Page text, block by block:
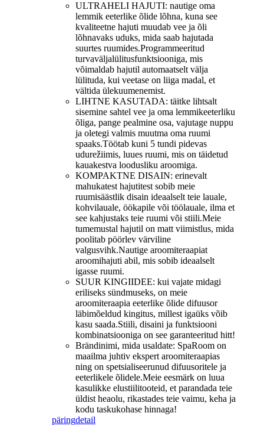
ULTRAHELI HAJUTI: nautige oma
lemmik eeterlike õlide lõhna, kuna see
kvaliteetne hajuti muudab vee ja õli
lõhnavaks uduks, mida saab hajutada
suurtes ruumides.Programmeeritud
turvaväljalülitusfunktsiooniga, mis
võimaldab hajutil automaatselt välja
lülituda, kui veetase on liiga madal, et
vältida ülekuumenemist.
LIHTNE KASUTADA: täitke lihtsalt
sisemine sahtel vee ja oma lemmikeeterliku
õliga, pange pealmine osa, vajutage nuppu
ja oletegi valmis muutma oma ruumi
spaaks.Töötab kuni 5 tundi pidevas
udurežiimis, luues ruumi, mis on täidetud
kauakestva loodusliku aroomiga.
KOMPAKTNE DISAIN: erinevalt
mahukatest hajutitest sobib meie
ruumisäästlik disain ideaalselt teie lauale,
kohvilauale, öökapile või töölauale, ilma et
see kahjustaks teie ruumi või stiili.Meie
tumemustal hajutil on matt viimistlus, mida
poolitab pöörlev värviline
valgusvihk.Nautige aroomiteraapiat
aroomihajuti abil, mis sobib ideaalselt
igasse ruumi.
SUUR KINGIIDEE: kui vajate midagi
eriliseks sündmuseks, on meie
aroomiteraapia eeterlike õlide difuusor
läbimõeldud kingitus, millest igaüks võib
kasu saada.Stiili, disaini ja funktsiooni
kombinatsiooniga on see garanteeritud hitt!
Brändinimi, mida usaldate: SpaRoom on
maailma juhtiv ekspert aroomiteraapias
ning on spetsialiseerunud difuusoritele ja
eeterlikele õlidele.Meie eesmärk on luua
kasulikke elustiilitooteid, et parandada teie
üldist heaolu, rikastades teie vaimu, keha ja
kodu taskukohase hinnaga!
päringdetail